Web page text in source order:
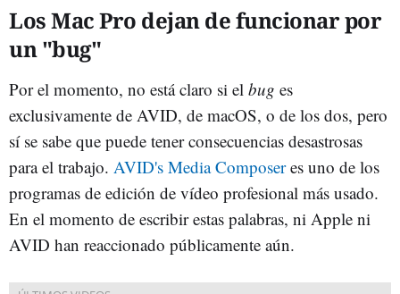
Los Mac Pro dejan de funcionar por
un "bug"
Por el momento, no está claro si el bug es
exclusivamente de AVID, de macOS, o de los dos, pero
sí se sabe que puede tener consecuencias desastrosas
para el trabajo. AVID's Media Composeres uno de los
programas de edición de vídeo profesional más usado.
En el momento de escribir estas palabras, ni Apple ni
AVID han reaccionado públicamente aún.